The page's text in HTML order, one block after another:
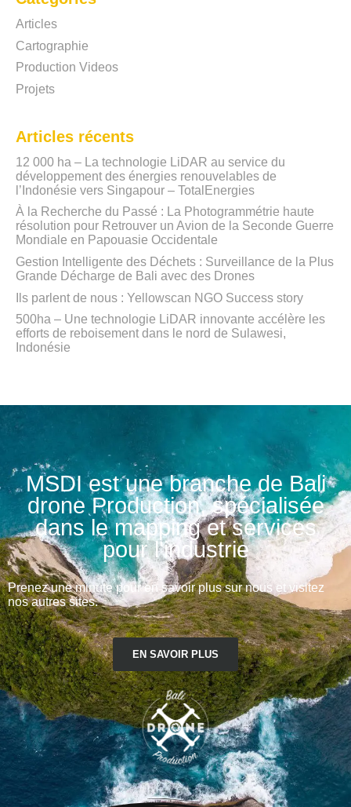
Articles
Cartographie
Production Videos
Projets
Articles récents
12 000 ha – La technologie LiDAR au service du
développement des énergies renouvelables de
l’Indonésie vers Singapour – TotalEnergies
À la Recherche du Passé : La Photogrammétrie haute
résolution pour Retrouver un Avion de la Seconde Guerre
Mondiale en Papouasie Occidentale
Gestion Intelligente des Déchets : Surveillance de la Plus
Grande Décharge de Bali avec des Drones
Ils parlent de nous : Yellowscan NGO Success story
500ha – Une technologie LiDAR innovante accélère les
efforts de reboisement dans le nord de Sulawesi,
Indonésie
MSDI est une branche de Bali
drone Production, spécialisée
dans le mapping et services
pour l'industrie
Prenez une minute pour en savoir plus sur nous et visitez
nos autres sites.
EN SAVOIR PLUS